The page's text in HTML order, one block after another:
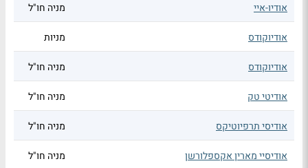
אודיו-איי מניה חו"ל
אודיוקודס מניות
אודיוקודס מניה חו"ל
אודיטי טק מניה חו"ל
אודיסי תרפיוטיקס מניה חו"ל
אודיסיי מארין אקספלורשן מניה חו"ל